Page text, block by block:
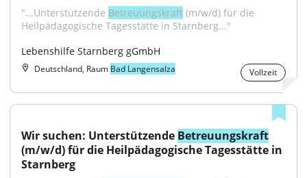
"...Unterstützende Betreuungskraft (m/w/d) für die
Heilpädagogische Tagesstätte in Starnberg..."
Lebenshilfe Starnberg gGmbH
Deutschland, Raum Bad Langensalza Vollzeit
Wir suchen: Unterstützende Betreuungskraft
(m/w/d) für die Heilpädagogische Tagesstätte in
Starnberg